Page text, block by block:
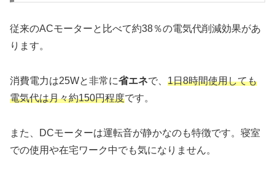
従来のACモーターと比べて約38％の電気代削減効果があ
ります。
消費電力は25Wと非常に省エネで、 1日8時間使用しても
電気代は月々約150円程度です。
また、DCモーターは運転音が静かなのも特徴です。寝室
での使用や在宅ワーク中でも気になりません。